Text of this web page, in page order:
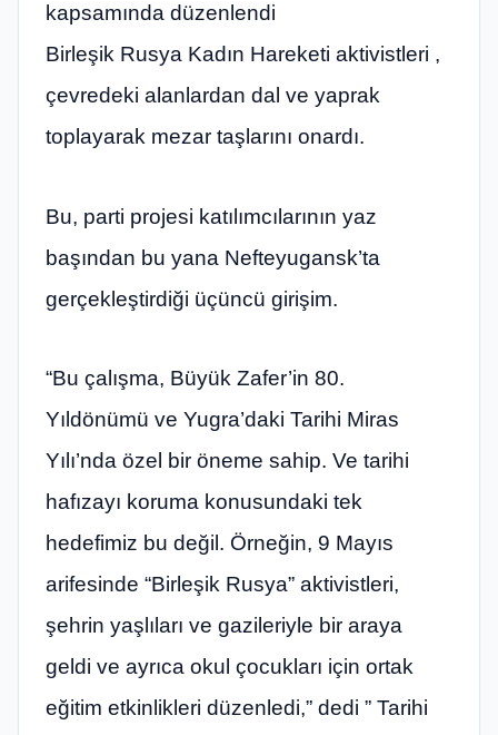
kapsamında düzenlendi
Birleşik Rusya Kadın Hareketi aktivistleri ,
çevredeki alanlardan dal ve yaprak
toplayarak mezar taşlarını onardı.
Bu, parti projesi katılımcılarının yaz
başından bu yana Nefteyugansk’ta
gerçekleştirdiği üçüncü girişim.
“Bu çalışma, Büyük Zafer’in 80.
Yıldönümü ve Yugra’daki Tarihi Miras
Yılı’nda özel bir öneme sahip. Ve tarihi
hafızayı koruma konusundaki tek
hedefimiz bu değil. Örneğin, 9 Mayıs
arifesinde “Birleşik Rusya” aktivistleri,
şehrin yaşlıları ve gazileriyle bir araya
geldi ve ayrıca okul çocukları için ortak
eğitim etkinlikleri düzenledi,” dedi ” Tarihi